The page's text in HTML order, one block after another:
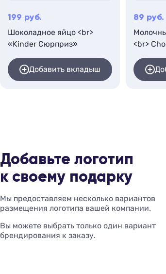
199 руб.
Шоколадное яйцо <br>
«Kinder Сюрприз»
Добавить вкладыш
89 руб.
<br>
Добавьте логотип
к своему подарку
Мы предоставляем несколько вариантов
размещения логотипа вашей компании.
Вы можете выбрать только один вариант
брендирования к заказу.